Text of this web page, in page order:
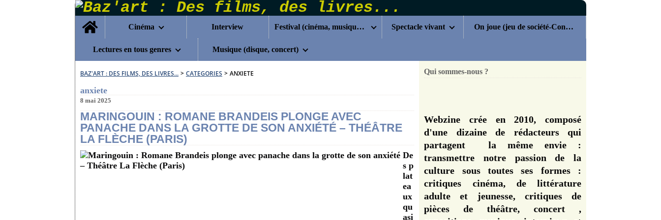
Home
Cinéma
Interview Festival (cinéma, musique...) Spectacle vivant On joue (jeu de société-Concours)
Lectures en tous genres Musique (disque, concert)
BAZ'ART : DES FILMS, DES LIVRES... > CATEGORIES > ANXIETE
anxiete
8 mai 2025
MARINGOUIN : ROMANE BRANDEIS PLONGE AVEC
PANACHE DANS LA GROTTE DE SON ANXIÉTÉ – THÉÂTRE
LA FLÈCHE (PARIS)
De
s p
lat
ea
ux
qu
asi
Qui sommes-nous ?
Webzine crée en 2010, composé
d'une dizaine de rédacteurs qui
partagent la même envie :
transmettre notre passion de la
culture sous toutes ses formes :
critiques cinéma, de littérature
adulte et jeunesse, critiques de
pièces de théâtre, concert ,